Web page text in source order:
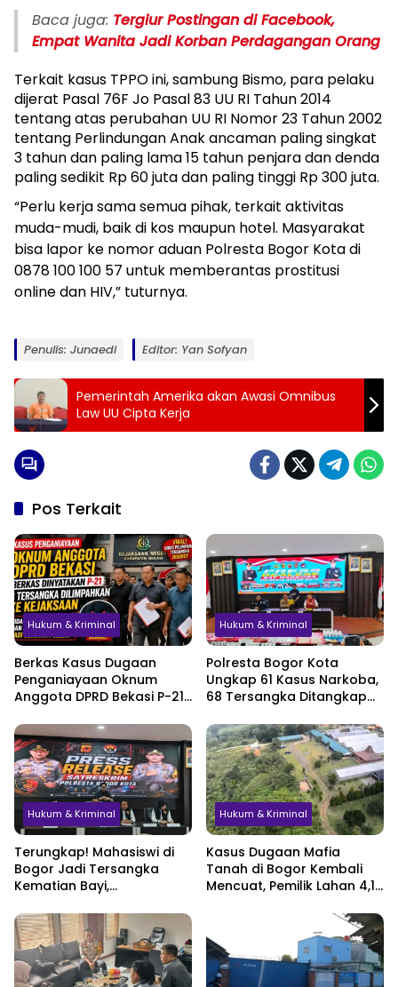
Baca juga: Tergiur Postingan di Facebook,
Empat Wanita Jadi Korban Perdagangan Orang
Terkait kasus TPPO ini, sambung Bismo, para pelaku
dijerat Pasal 76F Jo Pasal 83 UU RI Tahun 2014
tentang atas perubahan UU RI Nomor 23 Tahun 2002
tentang Perlindungan Anak ancaman paling singkat
3 tahun dan paling lama 15 tahun penjara dan denda
paling sedikit Rp 60 juta dan paling tinggi Rp 300 juta.
“Perlu kerja sama semua pihak, terkait aktivitas
muda-mudi, baik di kos maupun hotel. Masyarakat
bisa lapor ke nomor aduan Polresta Bogor Kota di
0878 100 100 57 untuk memberantas prostitusi
online dan HIV,” tuturnya.
Penulis: Junaedi Editor: Yan Sofyan
Pemerintah Amerika akan Awasi Omnibus
Law UU Cipta Kerja
Pos Terkait
Hukum & Kriminal
Berkas Kasus Dugaan
Penganiayaan Oknum
Anggota DPRD Bekasi P-21,
Jadi Sorotan
Hukum & Kriminal
Polresta Bogor Kota
Ungkap 61 Kasus Narkoba,
68 Tersangka Ditangkap
Hukum & Kriminal
Terungkap! Mahasiswi di
Bogor Jadi Tersangka
Kematian Bayi,
hingga Simpan Jasad di
Lemari
Hukum & Kriminal
Kasus Dugaan Mafia
Tanah di Bogor Kembali
Mencuat, Pemilik Lahan 4,1
Perlindungan Hukum